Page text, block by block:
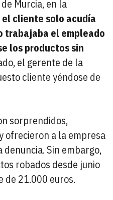
Murcia, en la
el cliente solo acudía
trabajaba el empleado
los productos sin
el gerente de la
cliente yéndose de
sorprendidos,
ofrecieron a la empresa
Sin embargo,
robados desde junio
de 21.000 euros.